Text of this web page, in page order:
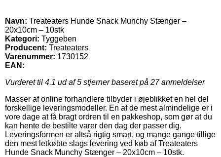
Navn: Treateaters Hunde Snack Munchy Stænger –
20x10cm – 10stk
Kategori: Tyggeben
Producent: Treateaters
Varenummer: 1730152
EAN:
Vurderet til 4.1 ud af 5 stjerner baseret på 27anmeldelser
Masser af online forhandlere tilbyder i øjeblikket en hel del
forskellige leveringsmodeller. En af de mest almindelige er i
vore dage at få bragt ordren til en pakkeshop, som gør at du
kan hente de bestilte varer den dag der passer dig.
Leveringsformen er altså rigtig smart, og mange gange tillige
den mest letkøbte slags levering ved køb af Treateaters
Hunde Snack Munchy Stænger – 20x10cm – 10stk.